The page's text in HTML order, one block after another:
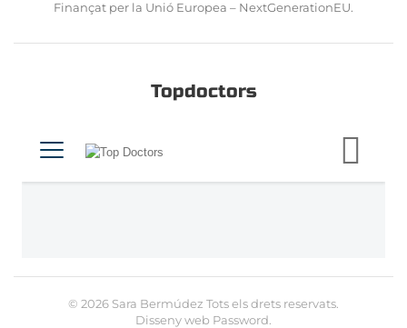
Finançat per la Unió Europea – NextGenerationEU.
Topdoctors
© 2026 Sara Bermúdez Tots els drets reservats.
Disseny web Password.